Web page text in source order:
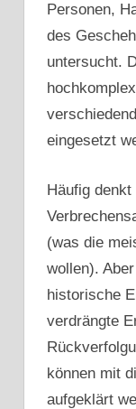
Personen,
des
untersucht.
eingesetzt
Häufig
(was die
wollen).
historische
verdrängte
können mit
aufgeklärt